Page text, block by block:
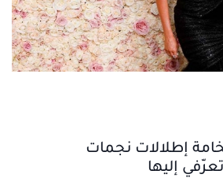
إطلالات نجمات
إليها